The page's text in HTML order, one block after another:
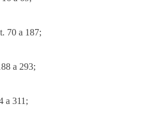
70 a 187;
a 293;
a 311;